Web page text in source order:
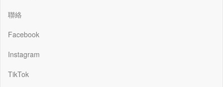
聯絡
Facebook
Instagram
TikTok